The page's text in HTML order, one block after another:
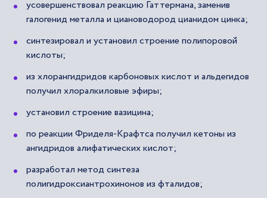
усовершенствовал реакцию Гаттермана, заменив
галогенид металла и циановодород цианидом цинка;
синтезировал и установил строение полипоровой
кислоты;
из хлорангидридов карбоновых кислот и альдегидов
получил хлоралкиловые эфиры;
установил строение вазицина;
по реакции Фриделя-Крафтса получил кетоны из
ангидридов алифатических кислот;
разработал метод синтеза
полигидроксиантрохинонов из фталидов;